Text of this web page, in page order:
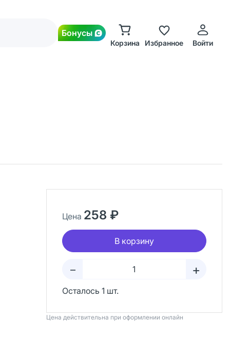
Бонусы
Корзина Избранное Войти
Цена 258 ₽
В корзину
– +
Осталось 1 шт.
Цена действительна при оформлении онлайн